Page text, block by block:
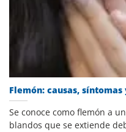
Flemón: causas,
Se conoce como flemón a
blandos que se extiende